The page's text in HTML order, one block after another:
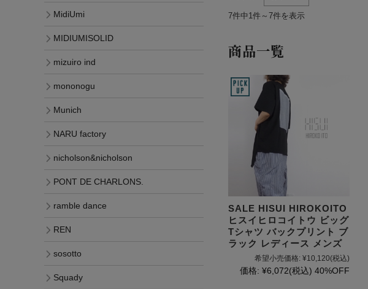
7件中1件～7件を表示
商品一覧
SALE HISUI HIROKOITO
ヒスイヒロコイトウ ビッグ
Tシャツ バックプリント ブ
ラック レディース メンズ
希望小売価格: ¥10,120(税込)
価格: ¥6,072(税込) 40%OFF
MidiUmi
MIDIUMISOLID
mizuiro ind
mononogu
Munich
NARU factory
nicholson&nicholson
PONT DE CHARLONS.
ramble dance
REN
sosotto
Squady